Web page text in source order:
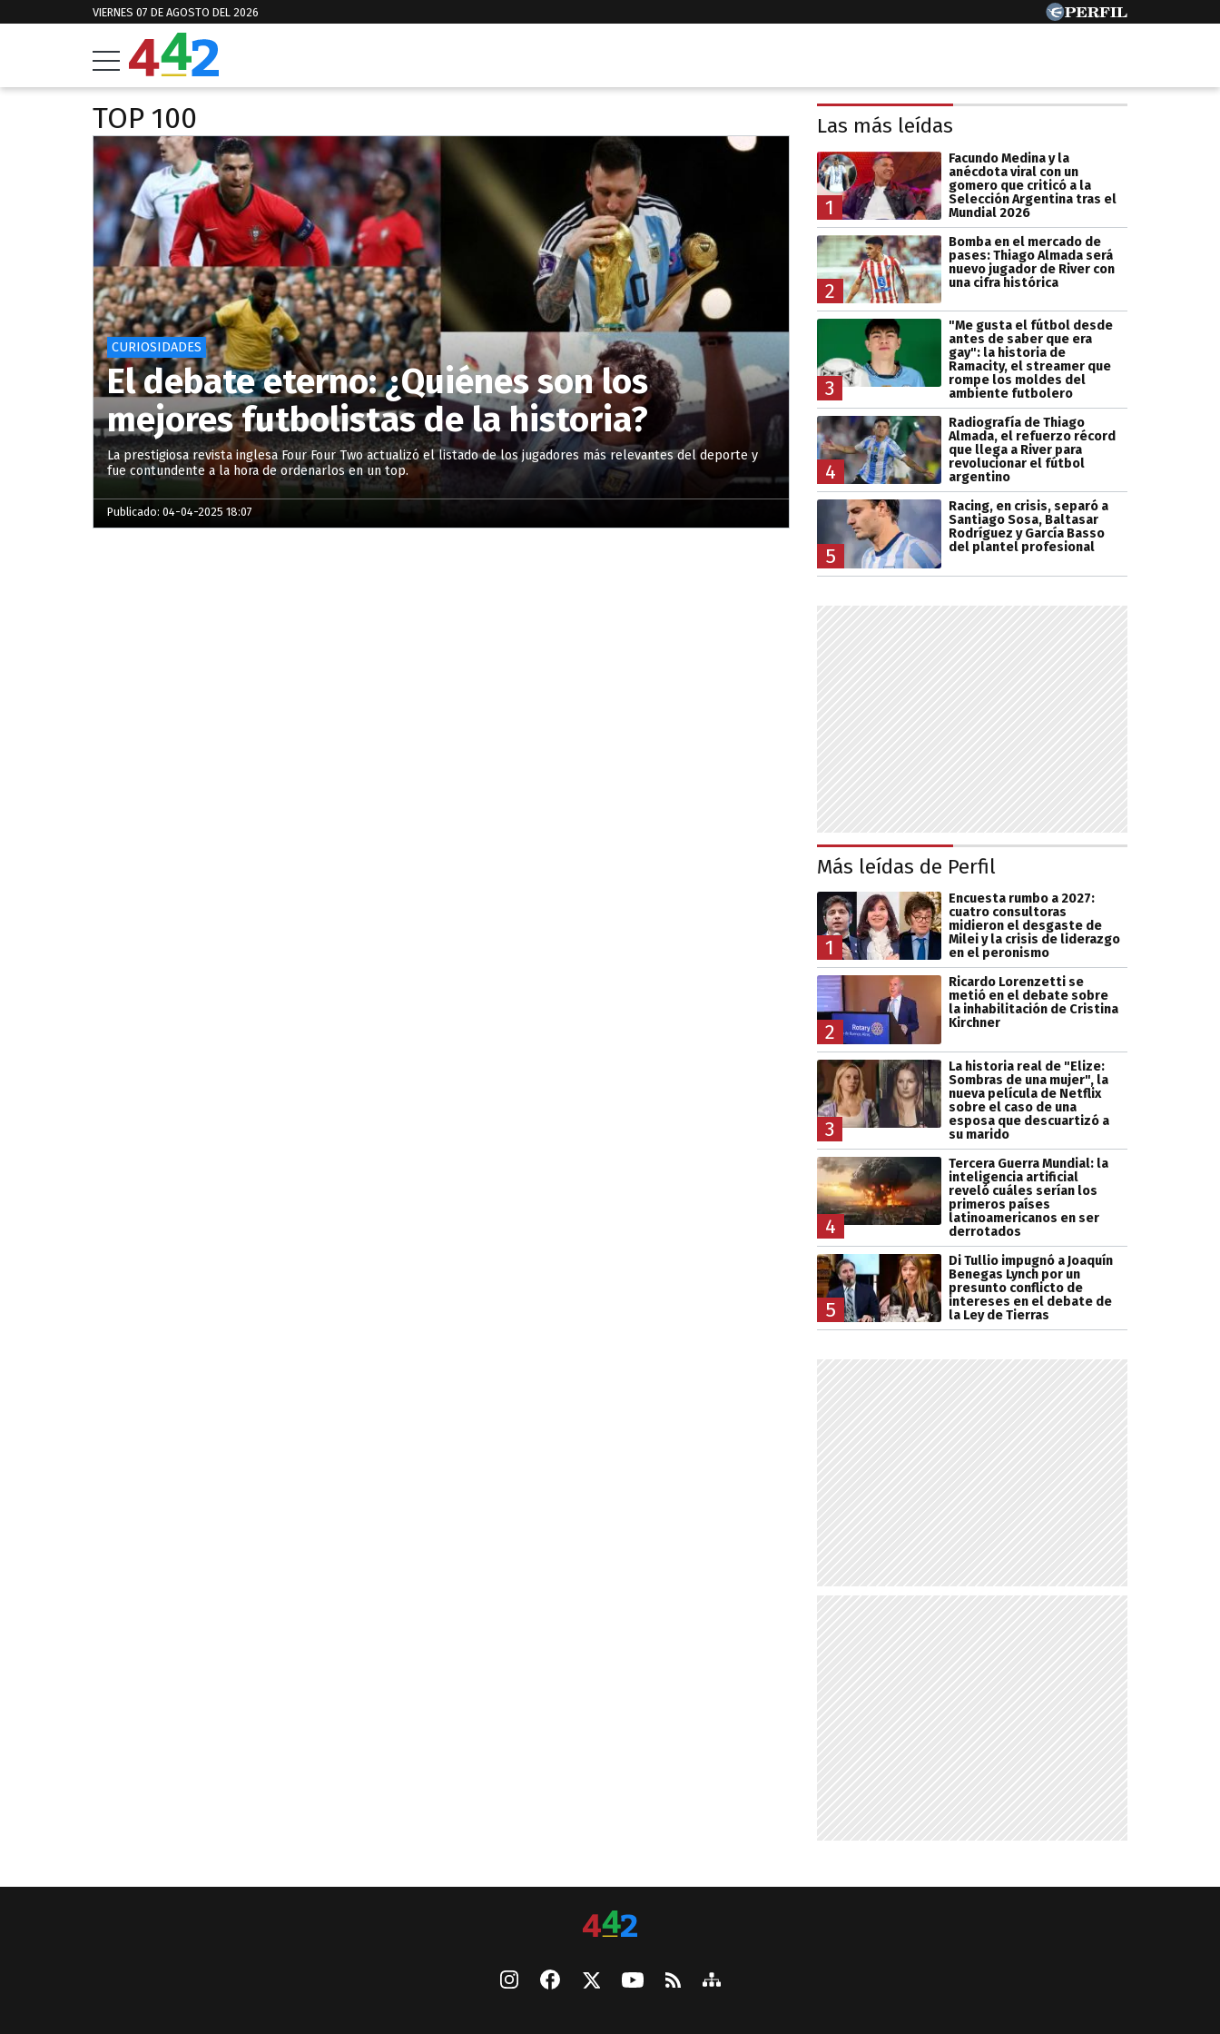
VIERNES 07 DE AGOSTO DEL 2026
TOP 100
CURIOSIDADES
El debate eterno: ¿Quiénes son los
mejores futbolistas de la historia?
La prestigiosa revista inglesa Four Four Two actualizó el listado de los jugadores más relevantes del deporte y
fue contundente a la hora de ordenarlos en un top.
Publicado: 04-04-2025 18:07
Las más leídas
1
Facundo Medina y la
anécdota viral con un
gomero que criticó a la
Selección Argentina tras el
Mundial 2026
2
Bomba en el mercado de
pases: Thiago Almada será
nuevo jugador de River con
una cifra histórica
3
"Me gusta el fútbol desde
antes de saber que era
gay": la historia de
Ramacity, el streamer que
rompe los moldes del
ambiente futbolero
4
Radiografía de Thiago
Almada, el refuerzo récord
que llega a River para
revolucionar el fútbol
argentino
5
Racing, en crisis, separó a
Santiago Sosa, Baltasar
Rodríguez y García Basso
del plantel profesional
Más leídas de Perfil
1
Encuesta rumbo a 2027:
cuatro consultoras
midieron el desgaste de
Milei y la crisis de liderazgo
en el peronismo
2
Ricardo Lorenzetti se
metió en el debate sobre
la inhabilitación de Cristina
Kirchner
3
La historia real de "Elize:
Sombras de una mujer", la
nueva película de Netflix
sobre el caso de una
esposa que descuartizó a
su marido
4
Tercera Guerra Mundial: la
inteligencia artificial
reveló cuáles serían los
primeros países
latinoamericanos en ser
derrotados
5
Di Tullio impugnó a Joaquín
Benegas Lynch por un
presunto conflicto de
intereses en el debate de
la Ley de Tierras